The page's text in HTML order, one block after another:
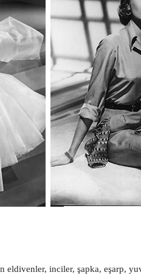
eldivenler, inciler, şapka, eşarp,